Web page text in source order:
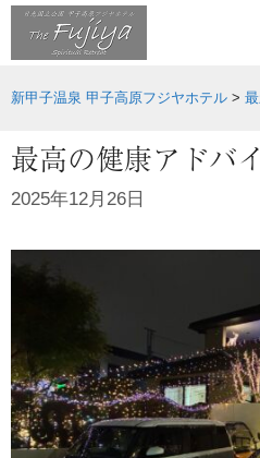
Skip
新甲子温泉 甲子高原フジヤホテル >
最高の健康アドバ
2025年12月26日